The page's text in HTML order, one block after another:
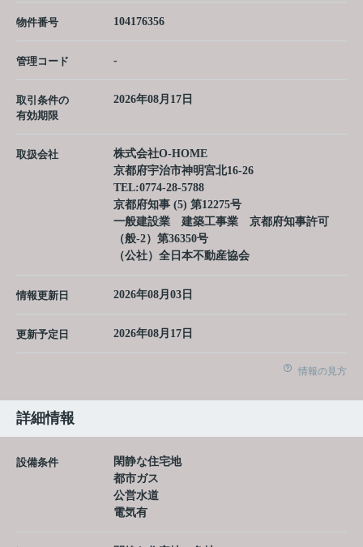
物件番号 104176356
管理コード -
取引条件の
有効期限
2026年08月17日
取扱会社
株式会社O-HOME
京都府宇治市神明宮北16-26
TEL:0774-28-5788
京都府知事 (5) 第12275号
一般建設業 建築工事業 京都府知事許可
（般-2）第36350号
（公社）全日本不動産協会
情報更新日 2026年08月03日
更新予定日 2026年08月17日
情報の見方
詳細情報
設備条件
閑静な住宅地
都市ガス
公営水道
電気有